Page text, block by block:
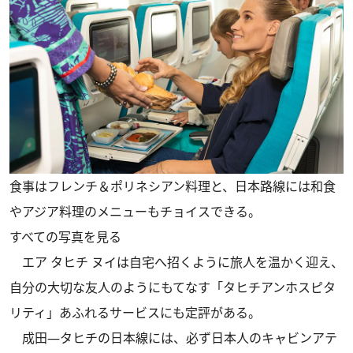
食事はフレンチ＆ポリネシアン料理と、日本路線には和食
やアジア料理のメニューもチョイスできる。
すべての写真を見る
エア タヒチ ヌイは自宅へ招くように旅人を温かく迎え、
自分の大切な友人のようにもてなす「タヒチアンホスピタ
リティ」あふれるサービスにも定評がある。
成田―タヒチの日本線には、必ず日本人のキャビンアテ